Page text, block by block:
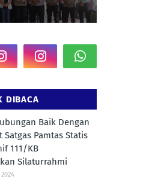
Supiori
DIBACA
Baik Dengan
Satgas Pamtas Statis
111/KB
Silaturrahmi